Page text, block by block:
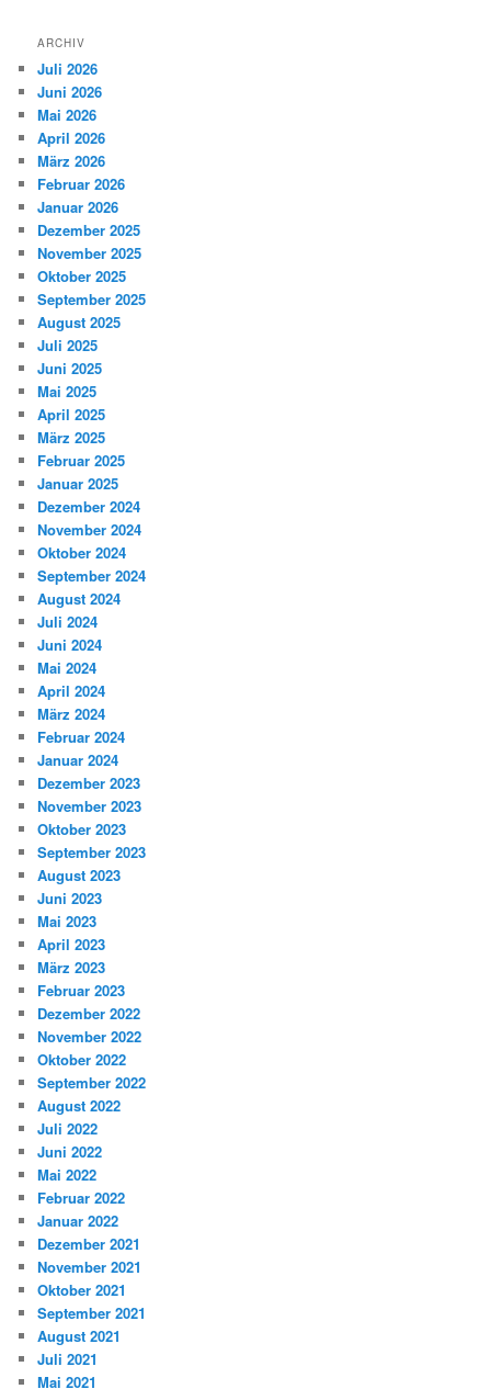
ARCHIV
Juli 2026
Juni 2026
Mai 2026
April 2026
März 2026
Februar 2026
Januar 2026
Dezember 2025
November 2025
Oktober 2025
September 2025
August 2025
Juli 2025
Juni 2025
Mai 2025
April 2025
März 2025
Februar 2025
Januar 2025
Dezember 2024
November 2024
Oktober 2024
September 2024
August 2024
Juli 2024
Juni 2024
Mai 2024
April 2024
März 2024
Februar 2024
Januar 2024
Dezember 2023
November 2023
Oktober 2023
September 2023
August 2023
Juni 2023
Mai 2023
April 2023
März 2023
Februar 2023
Dezember 2022
November 2022
Oktober 2022
September 2022
August 2022
Juli 2022
Juni 2022
Mai 2022
Februar 2022
Januar 2022
Dezember 2021
November 2021
Oktober 2021
September 2021
August 2021
Juli 2021
Mai 2021